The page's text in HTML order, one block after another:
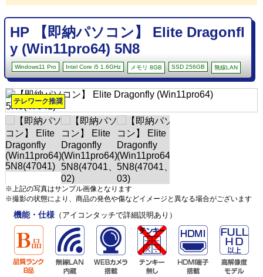
HP 【即納パソコン】 Elite Dragonfl
y (Win11pro64) 5N8
Windows11 Pro Intel Core i5 1.6GHz メモリ 8GB SSD 256GB 無線LAN
テレワーク推奨
※上記の写真はサンプル画像となります
※撮影の状態により、商品の発色や傷などイメージと異なる場合がございます
機能・仕様（アイコンタッチで詳細説明あり）